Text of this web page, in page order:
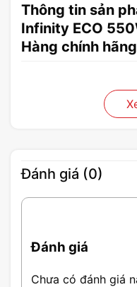
Thông tin sản
Infinity ECO
Hàng chính
Đánh giá (0)
Đánh giá
Chưa có đánh giá